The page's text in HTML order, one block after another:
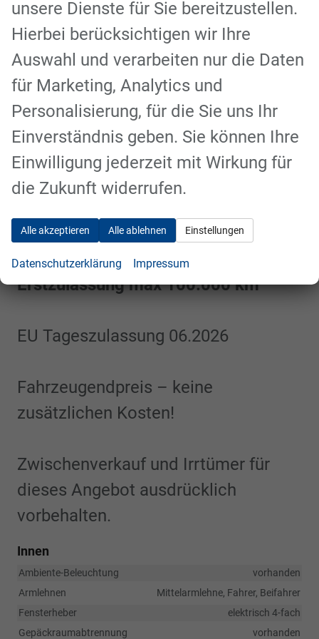
adap. Tempomat (iACC),
Falschfahrer Warnfunktion,
Ausweichassistent, 360° Kamera,
Türkantenschutz, Stau-Assistent mit
Stop & Go Funktion)
Winter Paket(beheizbare
Frontscheibe, Lenkrad Heizung,
Notrad
5 Jahre Ford Protect Garantie ab
Erstzulassung max 100.000 km
EU Tageszulassung 06.2026
Fahrzeugendpreis – keine
zusätzlichen Kosten!
Zwischenverkauf und Irrtümer für
dieses Angebot ausdrücklich
vorbehalten.
Innen
Ambiente-Beleuchtung
vorhanden
Armlehnen
Mittelarmlehne, Fahrer, Beifahrer
Fensterheber
elektrisch 4-fach
Gepäckraumabtrennung
vorhanden
unsere Dienste für Sie bereitzustellen.
Hierbei berücksichtigen wir Ihre
Auswahl und verarbeiten nur die Daten
für Marketing, Analytics und
Personalisierung, für die Sie uns Ihr
Einverständnis geben. Sie können Ihre
Einwilligung jederzeit mit Wirkung für
die Zukunft widerrufen.
Alle akzeptieren Alle ablehnen Einstellungen
Datenschutzerklärung Impressum